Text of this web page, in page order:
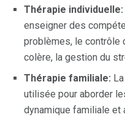
Thérapie
enseigner des
problèmes, le contrôle
colère, la gestion du
Thérapie familiale:
utilisée pour aborder
dynamique familiale